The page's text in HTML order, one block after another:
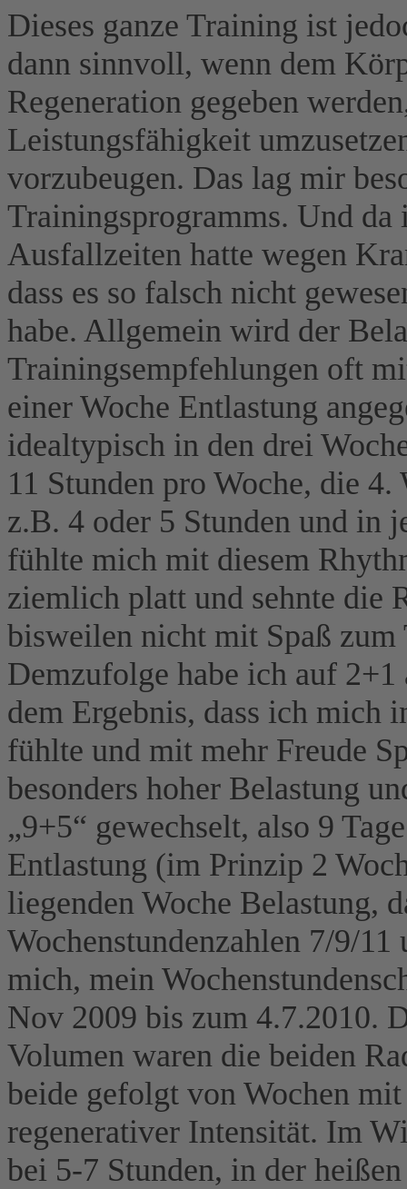
Dieses ganze Training ist
dann sinnvoll, wenn dem
Regeneration gegeben
Leistungsfähigkeit
vorzubeugen. Das lag mir
Trainingsprogramms. Und da
Ausfallzeiten hatte wegen
dass es so falsch nicht
habe. Allgemein wird der
Trainingsempfehlungen oft
einer Woche Entlastung
idealtypisch in den drei
11 Stunden pro Woche, die
z.B. 4 oder 5 Stunden und in
fühlte mich mit diesem
ziemlich platt und sehnte die
bisweilen nicht mit Spaß zum
Demzufolge habe ich auf
dem Ergebnis, dass ich mich
fühlte und mit mehr Freude
besonders hoher Belastung
„9+5“ gewechselt, also 9
Entlastung (im Prinzip 2
liegenden Woche Belastung,
Wochenstundenzahlen 7/9/
mich, mein
Nov 2009 bis zum 4.7.2010.
Volumen waren die beiden
beide gefolgt von Wochen
regenerativer Intensität. Im
bei 5-7 Stunden, in der